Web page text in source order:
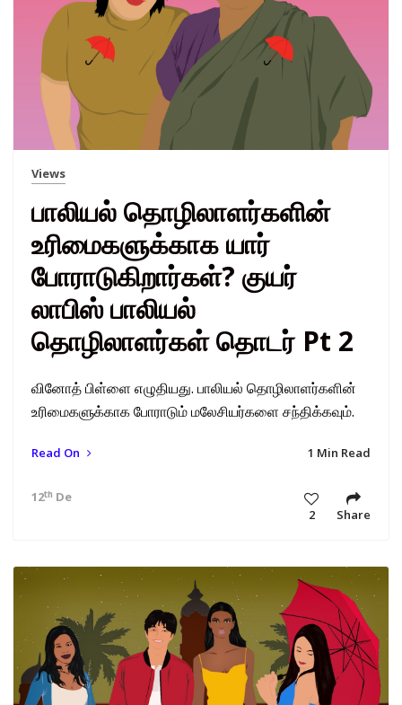
Views
பாலியல் தொழிலாளர்களின்
உரிமைகளுக்காக யார்
போராடுகிறார்கள்? குயர்
லாபிஸ் பாலியல்
தொழிலாளர்கள் தொடர் Pt 2
வினோத் பிள்ளை எழுதியது. பாலியல் தொழிலாளர்களின்
உரிமைகளுக்காக போராடும் மலேசியர்களை சந்திக்கவும்.
Read On 1 Min Read
12th Dec 20 8:21 am
2
Share